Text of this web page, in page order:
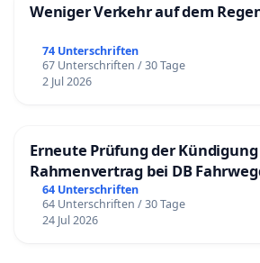
Weniger Verkehr auf dem
74 Unterschriften
67 Unterschriften / 30 Tage
2 Jul 2026
Erneute Prüfung der Kündigung
Rahmenvertrag bei DB
64 Unterschriften
64 Unterschriften / 30 Tage
24 Jul 2026